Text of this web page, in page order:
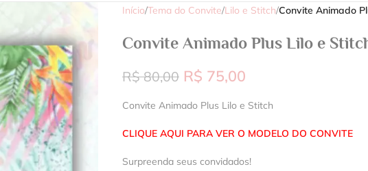
Início/Tema do Convite/Lilo e Stitch/Convite Animado
Convite Animado Plus Lilo e
R$80,00 R$ 75,00
Convite Animado Plus Lilo e Stitch
CLIQUE AQUI PARA VER O MODELO DO CONVITE
Surpreenda seus convidados!